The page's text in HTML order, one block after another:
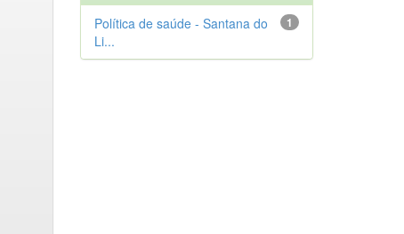
1
Política de saúde - Santana do
Li...